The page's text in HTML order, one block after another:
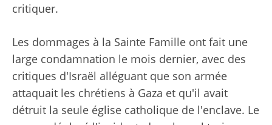
critiquer.
Les dommages à la Sainte Famille ont fait une
large condamnation le mois dernier, avec des
critiques d'Israël alléguant que son armée
attaquait les chrétiens à Gaza et qu'il avait
détruit la seule église catholique de l'enclave. Le